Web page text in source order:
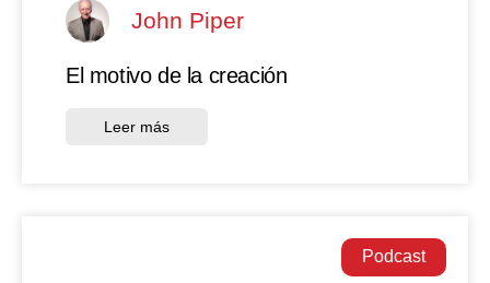
John Piper
El motivo de la creación
Leer más
Podcast